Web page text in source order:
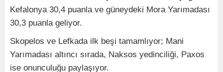
Kefalonya 30,4 puanla ve güneydeki Mora Yarımadası
30,3 puanla geliyor.
Skopelos ve Lefkada ilk beşi tamamlıyor; Mani
Yarımadası altıncı sırada, Naksos yedinciliği, Paxos
ise onunculuğu paylaşıyor.